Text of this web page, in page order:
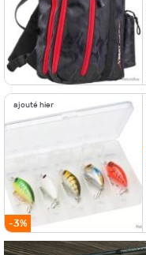
ajouté hier
-3%